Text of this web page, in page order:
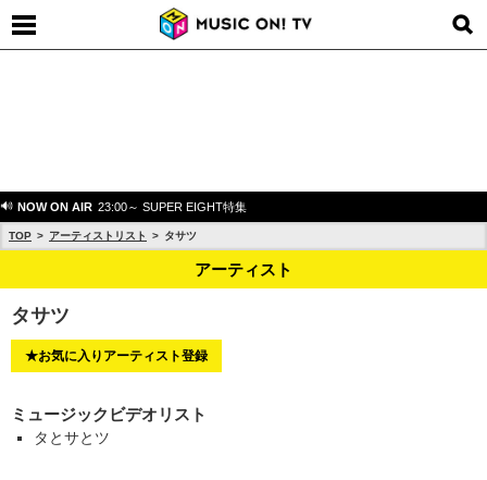
NOW ON AIR 23:00～ SUPER EIGHT特集
TOP アーティストリスト タサツ
アーティスト
タサツ
★お気に入りアーティスト登録
ミュージックビデオリスト
タとサとツ